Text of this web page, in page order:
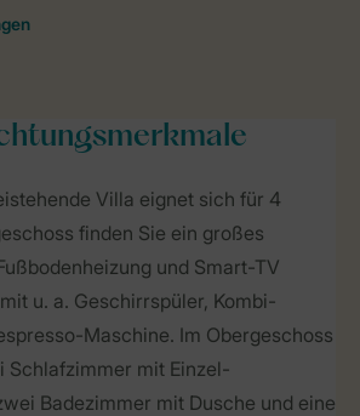
Villa eignet sich für 4
finden Sie ein großes
und Smart-TV
u. a. Geschirrspüler, Kombi-
Maschine. Im Obergeschoss
Schlafzimmer mit Einzel-
Badezimmer mit Dusche und eine